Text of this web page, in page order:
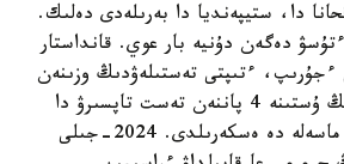
دا، ستيپەنديا دا بەرىلەدى دەلىك.
دەگەن دۇنيە بار عوي. قانداستار
ءجۇرىپ، ءتىپتى تەستىلەۋدىڭ وزىنەن
قۇر قالىپ جاتادى. ونىڭ ۇستىنە 4 پاننەن تەست تاپسىرۋ دا
وڭايعا سوقپايدى. بۇل ماسەلە دە ەسكەرىلدى. 2024-جىلى